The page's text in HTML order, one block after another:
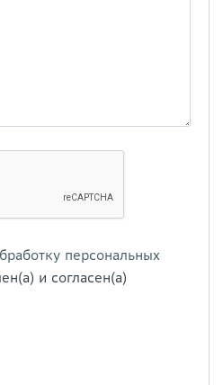
персональных
и согласен(а)